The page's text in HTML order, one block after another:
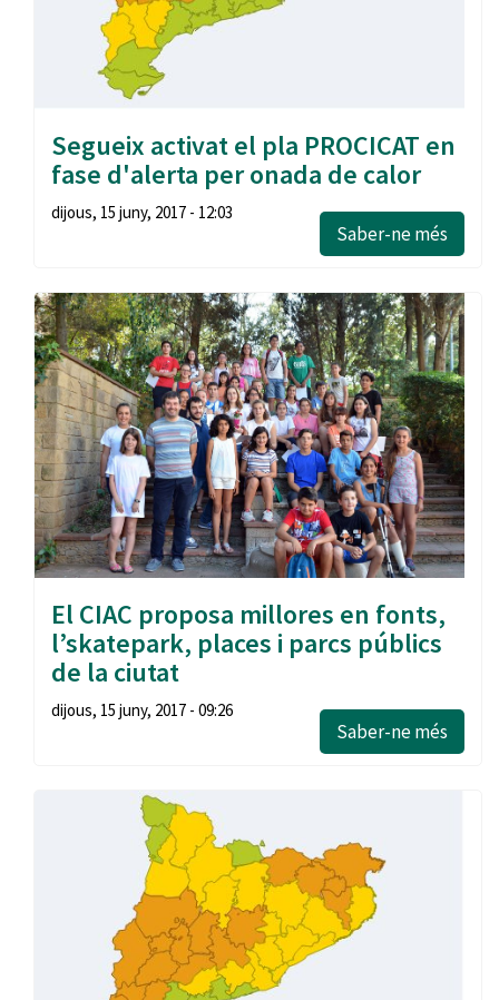
Segueix activat el pla PROCICAT en
fase d'alerta per onada de calor
dijous, 15 juny, 2017 - 12:03
Saber-ne més
El CIAC proposa millores en fonts,
l’skatepark, places i parcs públics
de la ciutat
dijous, 15 juny, 2017 - 09:26
Saber-ne més